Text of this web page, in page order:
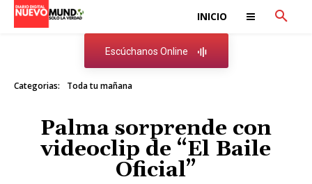
INICIO
Escúchanos Online
Categorias: Toda tu mañana
Palma sorprende con
videoclip de “El Baile
Oficial”